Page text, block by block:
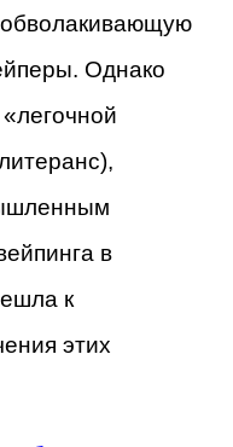
обволакивающую
Однако
в
к
этих